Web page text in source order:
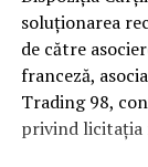
soluţionarea
de către
franceză,
Trading 98,
privind licitaţia